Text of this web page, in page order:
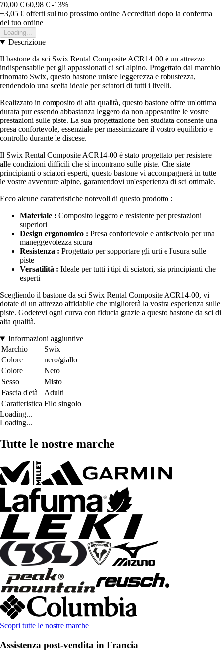
70,00 € 60,98 € -13%
+3,05 € offerti sul tuo prossimo ordine Accreditati dopo la conferma
del tuo ordine
Loading...
Descrizione
Il bastone da sci Swix Rental Composite ACR14-00 è un attrezzo
indispensabile per gli appassionati di sci alpino. Progettato dal marchio
rinomato Swix, questo bastone unisce leggerezza e robustezza,
rendendolo una scelta ideale per sciatori di tutti i livelli.
Realizzato in composito di alta qualità, questo bastone offre un'ottima
durata pur essendo abbastanza leggero da non appesantire le vostre
prestazioni sulle piste. La sua progettazione ben studiata consente una
presa confortevole, essenziale per massimizzare il vostro equilibrio e
controllo durante le discese.
Il Swix Rental Composite ACR14-00 è stato progettato per resistere
alle condizioni difficili che si incontrano sulle piste. Che siate
principianti o sciatori esperti, questo bastone vi accompagnerà in tutte
le vostre avventure alpine, garantendovi un'esperienza di sci ottimale.
Ecco alcune caratteristiche notevoli di questo prodotto :
Materiale : Composito leggero e resistente per prestazioni
superiori
Design ergonomico : Presa confortevole e antiscivolo per una
maneggevolezza sicura
Resistenza : Progettato per sopportare gli urti e l'usura sulle
piste
Versatilità : Ideale per tutti i tipi di sciatori, sia principianti che
esperti
Scegliendo il bastone da sci Swix Rental Composite ACR14-00, vi
dotate di un attrezzo affidabile che migliorerà la vostra esperienza sulle
piste. Godetevi ogni curva con fiducia grazie a questo bastone da sci di
alta qualità.
Informazioni aggiuntive
Marchio
Swix
Colore
nero/giallo
Colore
Nero
Sesso
Misto
Fascia d'età
Adulti
Caratteristica Filo singolo
Loading...
Loading...
Tutte le nostre marche
Scopri tutte le nostre marche
Assistenza post-vendita in Francia